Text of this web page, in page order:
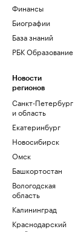
Финансы
Биографии
База знаний
РБК Образование
Новости
регионов
Санкт-Петербург
и область
Екатеринбург
Новосибирск
Омск
Башкортостан
Вологодская
область
Калининград
Краснодарский